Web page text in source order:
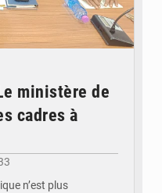
ministère de
cadres à
n’est plus